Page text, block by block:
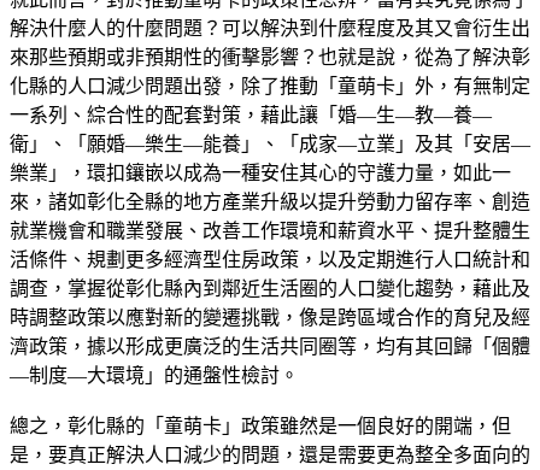
解決什麼人的什麼問題？可以解決到什麼程度及其又會衍生出
來那些預期或非預期性的衝擊影響？也就是說，從為了解決彰
化縣的人口減少問題出發，除了推動「童萌卡」外，有無制定
一系列、綜合性的配套對策，藉此讓「婚—生—教—養—
衛」、「願婚—樂生—能養」、「成家—立業」及其「安居—
樂業」，環扣鑲嵌以成為一種安住其心的守護力量，如此一
來，諸如彰化全縣的地方產業升級以提升勞動力留存率、創造
就業機會和職業發展、改善工作環境和薪資水平、提升整體生
活條件、規劃更多經濟型住房政策，以及定期進行人口統計和
調查，掌握從彰化縣內到鄰近生活圈的人口變化趨勢，藉此及
時調整政策以應對新的變遷挑戰，像是跨區域合作的育兒及經
濟政策，據以形成更廣泛的生活共同圈等，均有其回歸「個體
—制度—大環境」的通盤性檢討。
總之，彰化縣的「童萌卡」政策雖然是一個良好的開端，但
是，要真正解決人口減少的問題，還是需要更為整全多面向的